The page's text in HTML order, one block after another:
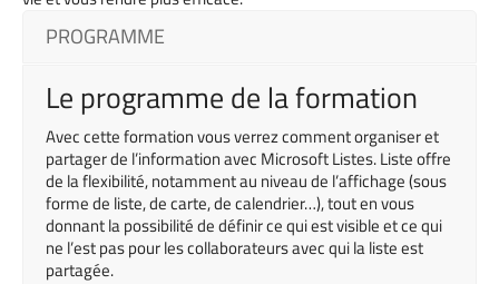
PROGRAMME
Le programme de la formation
Avec cette formation vous verrez commentorganiser et
partager de l’information avec Microsoft Listes.Liste offre
de la flexibilité, notamment au niveau de l’affichage (sous
forme de liste, de carte, de calendrier…), tout en vous
donnant la possibilité de définir ce qui est visible et ce qui
ne l’est pas pour les collaborateurs avec qui la liste est
partagée.